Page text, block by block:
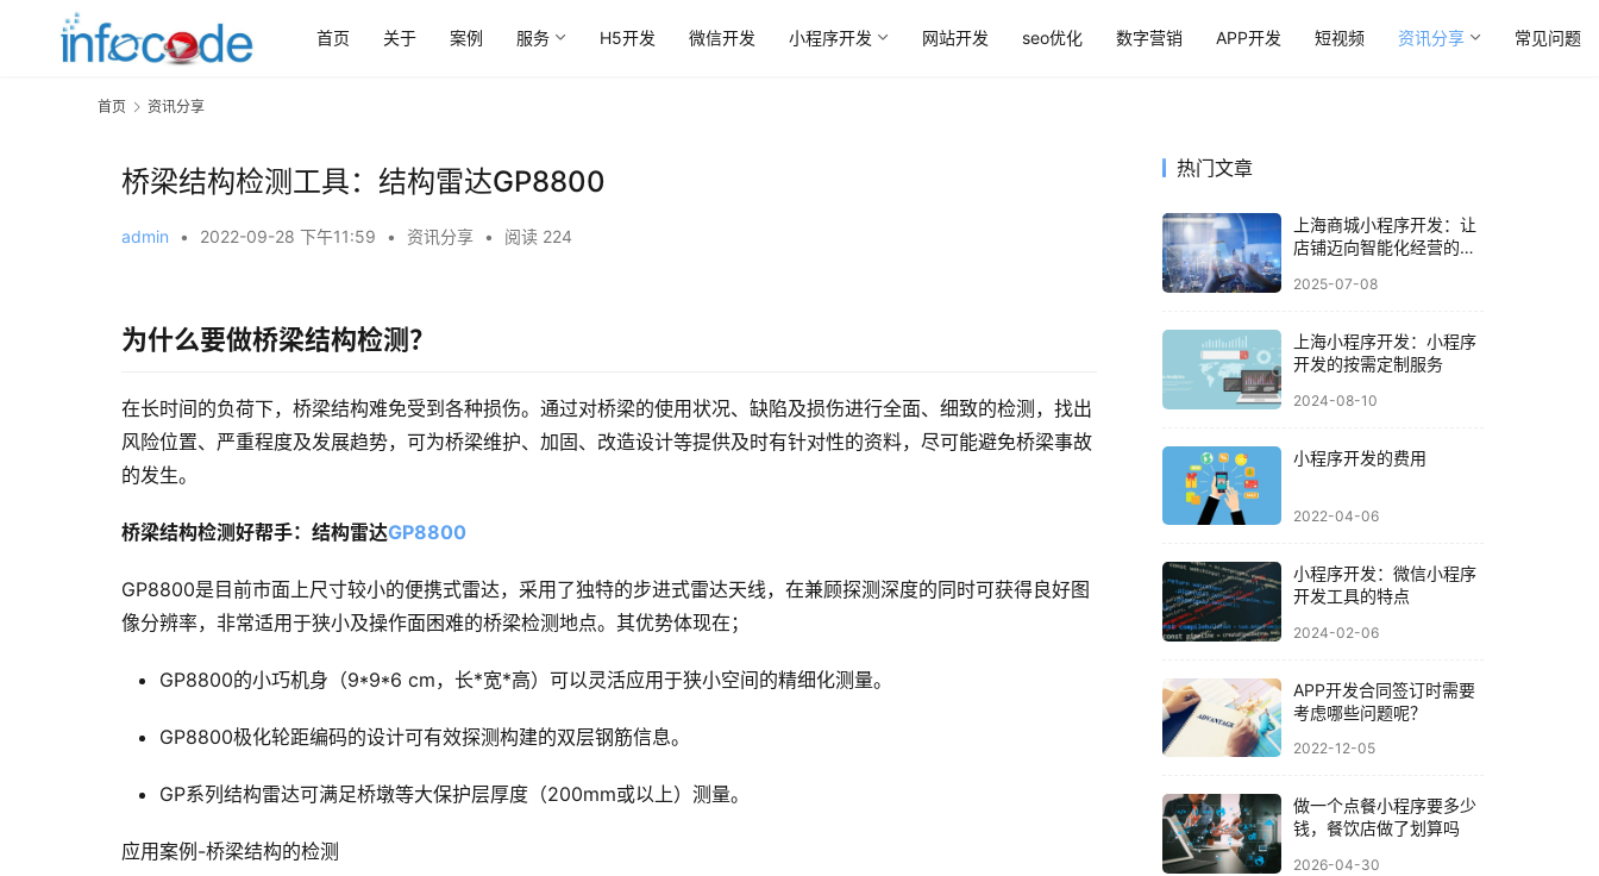
首页 关于 案例 服务 H5开发 微信开发 小程序开发 网站开发 seo优化 数字营销 APP开发 短视频 资讯分享 常见问题
首页 资讯分享
桥梁结构检测工具：结构雷达GP8800
admin • 2022-09-28 下午11:59 • 资讯分享 • 阅读 224
为什么要做桥梁结构检测？
在长时间的负荷下，桥梁结构难免受到各种损伤。通过对桥梁的使用状况、缺陷及损伤进行全面、细致的检测，找出
风险位置、严重程度及发展趋势，可为桥梁维护、加固、改造设计等提供及时有针对性的资料，尽可能避免桥梁事故
的发生。
桥梁结构检测好帮手：结构雷达GP8800
GP8800是目前市面上尺寸较小的便携式雷达，采用了独特的步进式雷达天线，在兼顾探测深度的同时可获得良好图
像分辨率，非常适用于狭小及操作面困难的桥梁检测地点。其优势体现在；
GP8800的小巧机身（9*9*6 cm，长*宽*高）可以灵活应用于狭小空间的精细化测量。
GP8800极化轮距编码的设计可有效探测构建的双层钢筋信息。
GP系列结构雷达可满足桥墩等大保护层厚度（200mm或以上）测量。
应用案例-桥梁结构的检测
热门文章
上海商城小程序开发：让
店铺迈向智能化经营的核
2025-07-08
上海小程序开发：小程序
开发的按需定制服务
2024-08-10
小程序开发的费用
2022-04-06
小程序开发：微信小程序
开发工具的特点
2024-02-06
APP开发合同签订时需要
考虑哪些问题呢？
2022-12-05
做一个点餐小程序要多少
钱，餐饮店做了划算吗
2026-04-30